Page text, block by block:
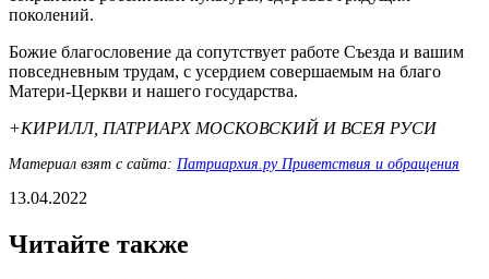
поколений.
Божие благословение да сопутствует работе Съезда и вашим
повседневным трудам, с усердием совершаемым на благо
Матери-Церкви и нашего государства.
+КИРИЛЛ, ПАТРИАРХ МОСКОВСКИЙ И ВСЕЯ РУСИ
Материал взят с сайта: Патриархия.ру Приветствия и обращения
13.04.2022
Читайте также